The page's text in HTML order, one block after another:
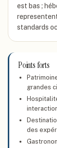
est bas ;
standards
Points forts
grandes
des